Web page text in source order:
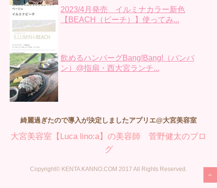
2023/4月発売 イルミナカラー新色
【BEACH（ビーチ）】使ってみ...
飲めるハンバーグBang!Bang!（バンバ
ン）@指扇・西大宮ランチ...
綺麗過ぎたので導入が決定しましたアプリエ@大宮美容室
大宮美容室【Luca lino:a】の美容師 菅野健太のブロ
グ
Copyright© KENTA KANNO.COM 2017 All Rights Reserved.